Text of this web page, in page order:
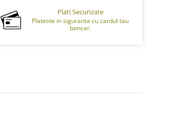
Plati Securizate
Plateste in siguranta cu cardul tau
bancar.